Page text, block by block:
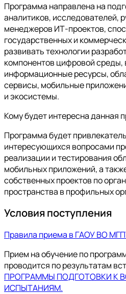
Программа направлена на
аналитиков, исследователей,
менеджеров ИТ-проектов,
государственных и
развивать технологии
компонентов цифровой среды,
информационные ресурсы,
сервисы, мобильные
и экосистемы.
Кому будет интересна данная
Программа будет
интересующихся вопросами
реализации и тестирования
мобильных приложений, а
собственных проектов по
пространства в профильных
Условия поступления
Правила приема в ГАОУ ВО
Прием на обучение по
проводится по результатам
ПРОГРАММЫ ПОДГОТОВКИ К
ИСПЫТАНИЯМ.